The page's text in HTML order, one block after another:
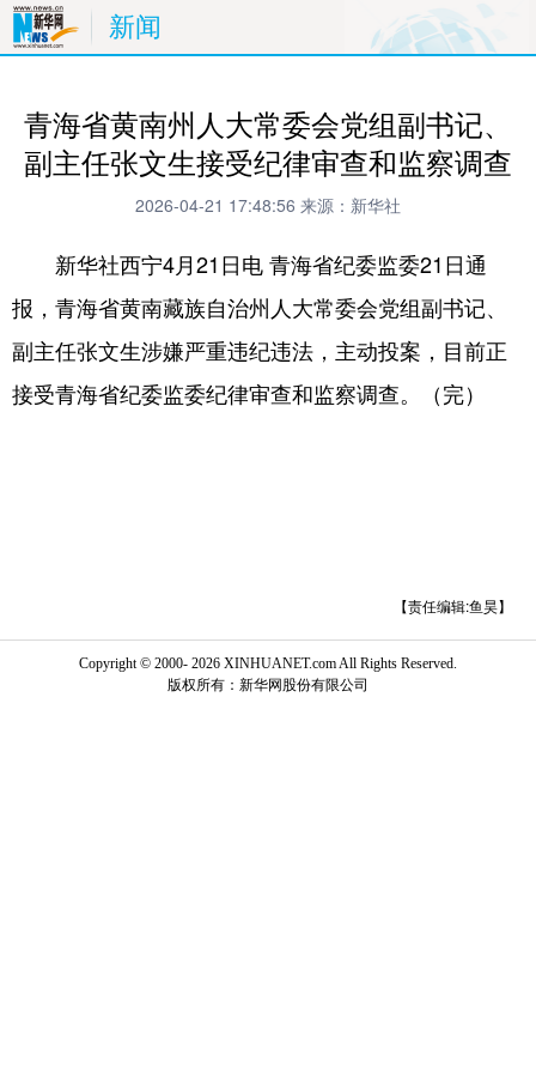
新闻
青海省黄南州人大常委会党组副书记、
副主任张文生接受纪律审查和监察调查
2026-04-21 17:48:56 来源：新华社
新华社西宁4月21日电 青海省纪委监委21日通
报，青海省黄南藏族自治州人大常委会党组副书记、
副主任张文生涉嫌严重违纪违法，主动投案，目前正
接受青海省纪委监委纪律审查和监察调查。（完）
【责任编辑:鱼昊】
Copyright © 2000- 2026 XINHUANET.com All Rights Reserved.
版权所有：新华网股份有限公司